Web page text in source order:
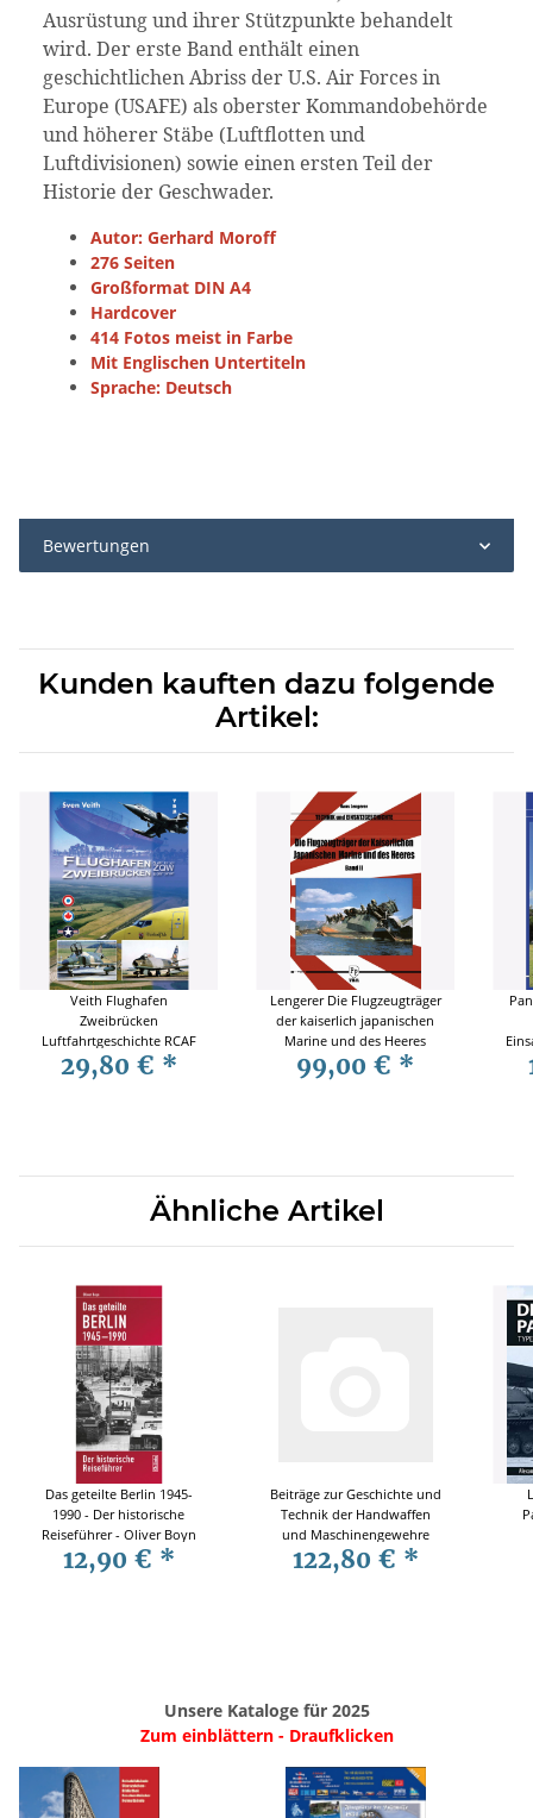
Ausrüstung und ihrer Stützpunkte behandelt
wird. Der erste Band enthält einen
geschichtlichen Abriss der U.S. Air Forces in
Europe (USAFE) als oberster Kommandobehörde
und höherer Stäbe (Luftflotten und
Luftdivisionen) sowie einen ersten Teil der
Historie der Geschwader.
Autor: Gerhard Moroff
276 Seiten
Großformat DIN A4
Hardcover
414 Fotos meist in Farbe
Mit Englischen Untertiteln
Sprache: Deutsch
Bewertungen
Kunden kauften dazu folgende
Artikel:
Veith Flughafen
Zweibrücken
Luftfahrtgeschichte RCAF
Flugplatz Luftwaffe Airforce
Flugzeug
29,80 € *
Lengerer Die Flugzeugträger
der kaiserlich japanischen
Marine und des Heeres
Band 2 Technik und
Einsatzgeschichte
99,00 € *
Ähnliche Artikel
Das geteilte Berlin 1945-
1990 - Der historische
Reiseführer - Oliver Boyn
12,90 € *
Beiträge zur Geschichte und
Technik der Handwaffen
und Maschinengewehre
122,80 € *
Unsere Kataloge für 2025
Zum einblättern - Draufklicken